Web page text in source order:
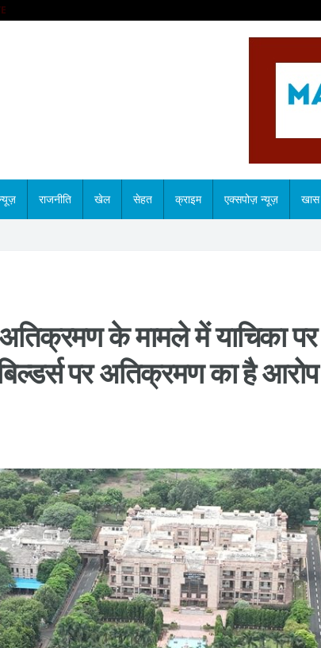
राजनीति खेल सेहत क्राइम एक्सपोज़ न्यूज़
के मामले में याचिका पर
पर अतिक्रमण का है